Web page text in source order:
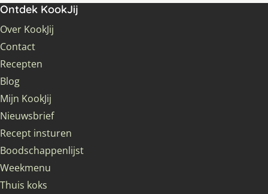
Ontdek KookJij
Over KookJij
Contact
Recepten
Blog
Mijn KookJij
Nieuwsbrief
Recept insturen
Boodschappenlijst
Weekmenu
Thuis koks